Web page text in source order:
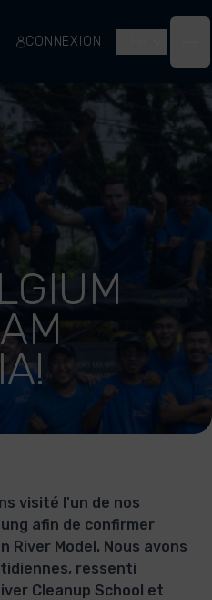
CONNEXION
visité l'un de nos
afin de confirmer
Model. Nous avons
ressenti
Cleanup School et